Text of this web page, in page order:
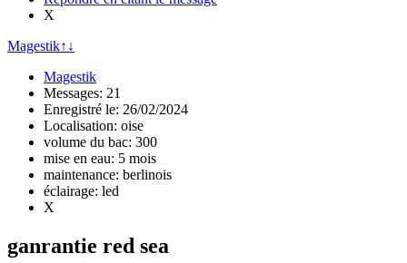
X
Magestik↑ ↓
Magestik
Messages: 21
Enregistré le: 26/02/2024
Localisation: oise
volume du bac: 300
mise en eau: 5 mois
maintenance: berlinois
éclairage: led
X
ganrantie red sea